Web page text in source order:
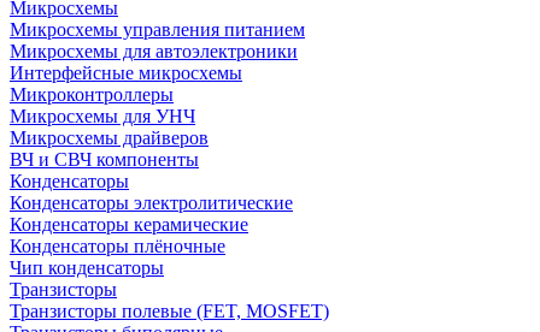
Микросхемы
Микросхемы управления питанием
Микросхемы для автоэлектроники
Интерфейсные микросхемы
Микроконтроллеры
Микросхемы для УНЧ
Микросхемы драйверов
ВЧ и СВЧ компоненты
Конденсаторы
Конденсаторы электролитические
Конденсаторы керамические
Конденсаторы плёночные
Чип конденсаторы
Транзисторы
Транзисторы полевые (FET, MOSFET)